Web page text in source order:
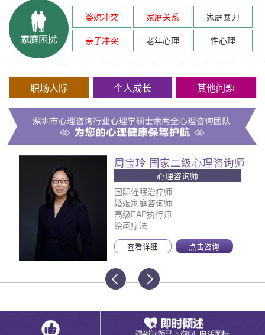
婆媳冲突 家庭关系
家庭暴力
亲子冲突
老年心理 性心理
职场人际 个人成长 其他问题
周宝玲 国家二级心理咨询师
心理咨询师
国际催眠治疗师
婚姻家庭咨询师
高级EAP执行师
绘画疗法
查看详细 点击咨询